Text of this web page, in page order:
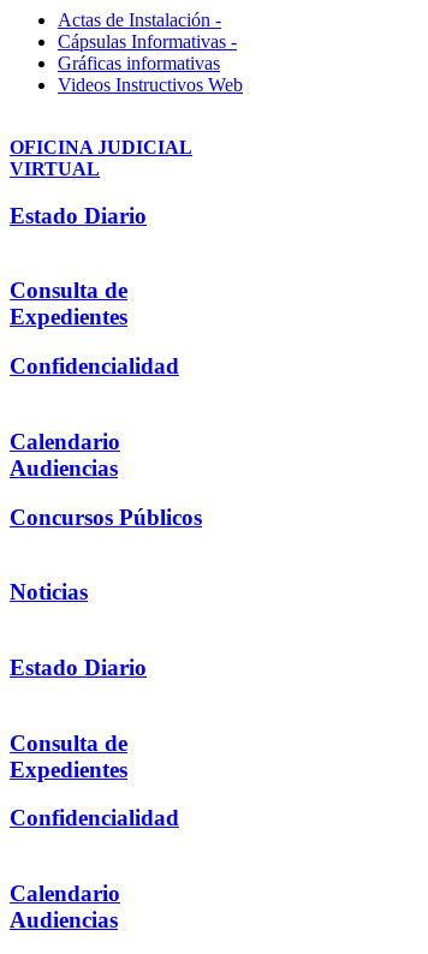
Actas de Instalación -
Cápsulas Informativas -
Gráficas informativas
Videos Instructivos Web
OFICINA JUDICIAL
VIRTUAL
Estado Diario
Consulta de
Expedientes
Confidencialidad
Calendario
Audiencias
Concursos Públicos
Noticias
Estado Diario
Consulta de
Expedientes
Confidencialidad
Calendario
Audiencias